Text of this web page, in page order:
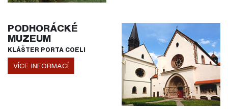
PODHORÁCKÉ
MUZEUM
KLÁŠTER PORTA COELI
VÍCE INFORMACÍ